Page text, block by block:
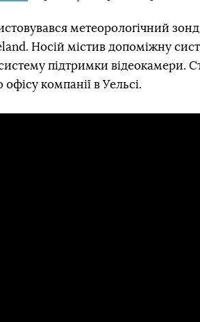
метеорологічний
Носій містив допоміжну
підтримки відеокамери.
компанії в Уельсі.